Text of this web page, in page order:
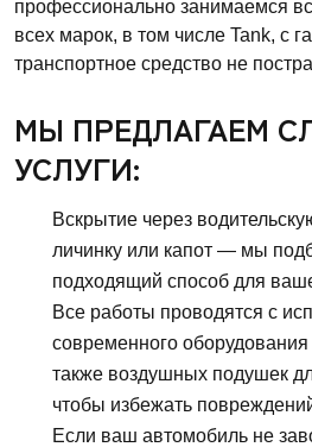
профессионально занимаемся
всех марок, в том числе Tank, с
транспортное средство не
МЫ ПРЕДЛАГАЕМ
УСЛУГИ:
Вскрытие через
личинку или капот — мы
подходящий способ для
Все работы проводятся с
современного
также воздушных подушек
чтобы избежать
Если ваш автомобиль не